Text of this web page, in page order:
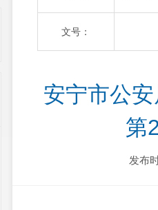
文号：
安宁市公
第
发布